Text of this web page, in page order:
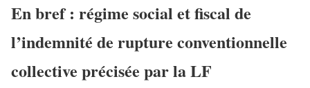
En bref : régime social et fiscal de
l’indemnité de rupture conventionnelle
collective précisée par la LF